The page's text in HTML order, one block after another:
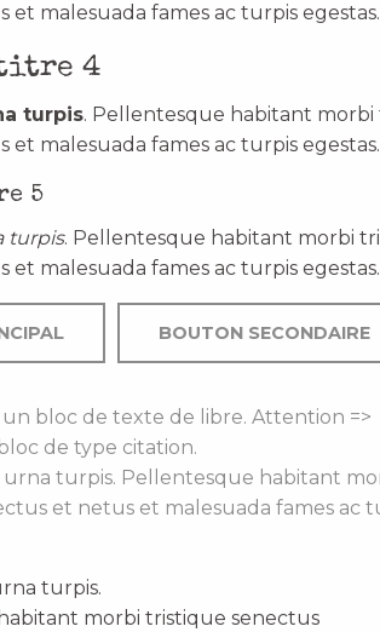
et malesuada fames ac turpis egestas.
titre 4
turpis. Pellentesque habitant morbi
et malesuada fames ac turpis egestas.
5
turpis. Pellentesque habitant morbi
et malesuada fames ac turpis egestas.
BOUTON SECONDAIRE
un bloc de texte de libre. Attention =>
de type citation.
turpis. Pellentesque habitant
et netus et malesuada fames ac
turpis.
morbi tristique senectus